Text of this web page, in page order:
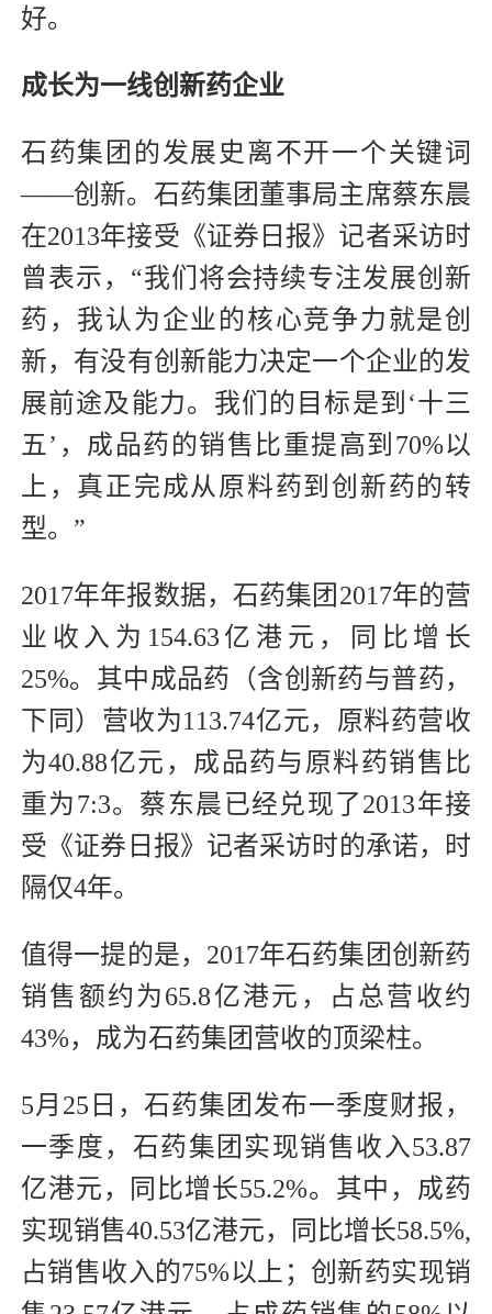
好。
成长为一线创新药企业
石药集团的发展史离不开一个关键词
——创新。石药集团董事局主席蔡东晨
在2013年接受《证券日报》记者采访时
曾表示，“我们将会持续专注发展创新
药，我认为企业的核心竞争力就是创
新，有没有创新能力决定一个企业的发
展前途及能力。我们的目标是到‘十三
五’，成品药的销售比重提高到70%以
上，真正完成从原料药到创新药的转
型。”
2017年年报数据，石药集团2017年的营
业收入为154.63亿港元，同比增长
25%。其中成品药（含创新药与普药，
下同）营收为113.74亿元，原料药营收
为40.88亿元，成品药与原料药销售比
重为7:3。蔡东晨已经兑现了2013年接
受《证券日报》记者采访时的承诺，时
隔仅4年。
值得一提的是，2017年石药集团创新药
销售额约为65.8亿港元，占总营收约
43%，成为石药集团营收的顶梁柱。
5月25日，石药集团发布一季度财报，
一季度，石药集团实现销售收入53.87
亿港元，同比增长55.2%。其中，成药
实现销售40.53亿港元，同比增长58.5%,
占销售收入的75%以上；创新药实现销